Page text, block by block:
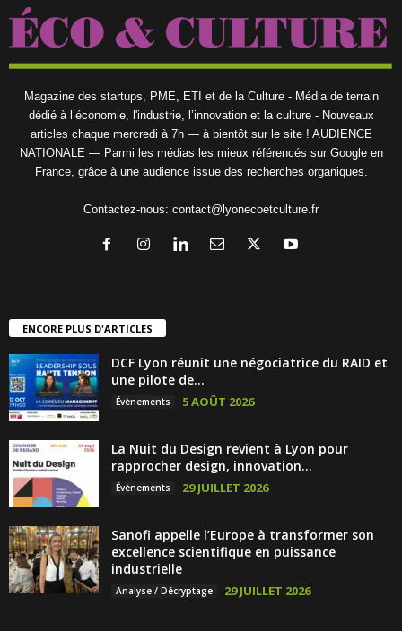
Magazine des startups, PME, ETI et de la Culture - Média de terrain
dédié à l’économie, l'industrie, l’innovation et la culture - Nouveaux
articles chaque mercredi à 7h — à bientôt sur le site ! AUDIENCE
NATIONALE — Parmi les médias les mieux référencés sur Google en
France, grâce à une audience issue des recherches organiques.
Contactez-nous: contact@lyonecoetculture.fr
ENCORE PLUS D'ARTICLES
DCF Lyon réunit une négociatrice du RAID et
une pilote de...
Évènements 5 AOÛT 2026
La Nuit du Design revient à Lyon pour
rapprocher design, innovation...
Évènements 29 JUILLET 2026
Sanofi appelle l’Europe à transformer son
excellence scientifique en puissance
industrielle
Analyse / Décryptage 29 JUILLET 2026